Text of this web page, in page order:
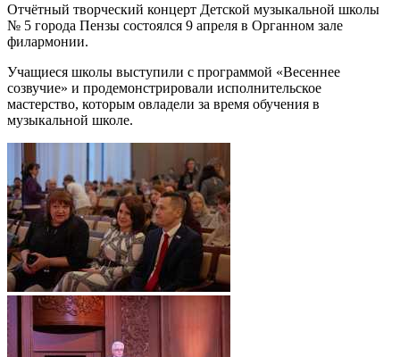
Отчётный творческий концерт Детской музыкальной школы
№ 5 города Пензы состоялся 9 апреля в Органном зале
филармонии.
Учащиеся школы выступили с программой «Весеннее
созвучие» и продемонстрировали исполнительское
мастерство, которым овладели за время обучения в
музыкальной школе.